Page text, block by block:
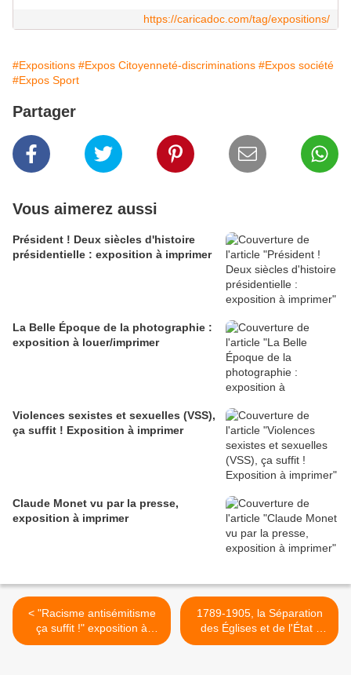
https://caricadoc.com/tag/expositions/
#Expositions #Expos Citoyenneté-discriminations #Expos société
#Expos Sport
Partager
Vous aimerez aussi
Président ! Deux siècles d'histoire
présidentielle : exposition à imprimer
La Belle Époque de la photographie :
exposition à louer/imprimer
Violences sexistes et sexuelles (VSS),
ça suffit ! Exposition à imprimer
Claude Monet vu par la presse,
exposition à imprimer
< "Racisme antisémitisme
ça suffit !" exposition à
imprimer/louer
1789-1905, la Séparation
des Églises et de l'État :
exposition à imprimer >